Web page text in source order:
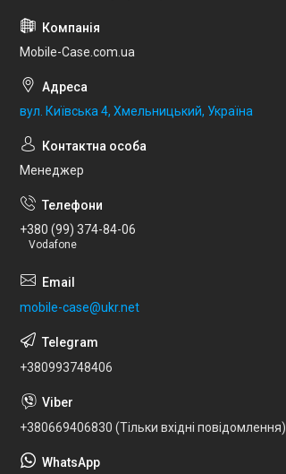
Mobile-Case.com.ua
вул. Київська 4, Хмельницький, Україна
Менеджер
+380 (99) 374-84-06
Vodafone
mobile-case@ukr.net
+380993748406
+380669406830 (Тільки вхідні повідомлення)